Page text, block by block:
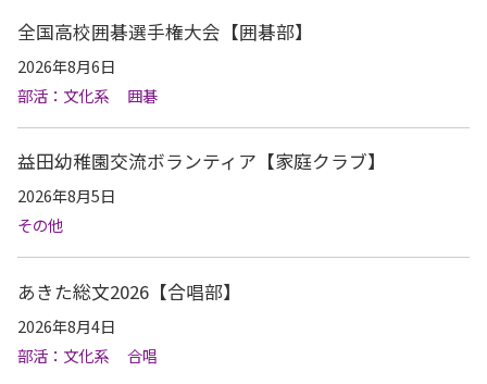
全国高校囲碁選手権大会【囲碁部】
2026年8月6日
部活：文化系
囲碁
益田幼稚園交流ボランティア【家庭クラブ】
2026年8月5日
その他
あきた総文2026【合唱部】
2026年8月4日
部活：文化系
合唱